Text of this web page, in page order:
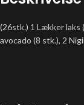
(26stk.) 1 Lækker laks
avocado (8 stk.), 2